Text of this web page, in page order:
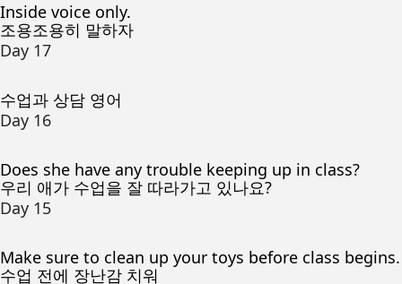
Inside voice only.
조용조용히 말하자
Day 17
수업과 상담 영어
Day 16
Does she have any trouble keeping up in class?
우리 애가 수업을 잘 따라가고 있나요?
Day 15
Make sure to clean up your toys before class begins.
수업 전에 장난감 치워